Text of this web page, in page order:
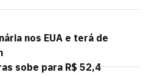
nos EUA e terá de
sobe para R$ 52,4